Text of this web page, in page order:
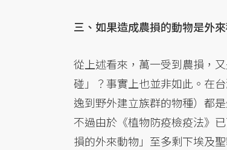
三、如果造成農損的動物是外來
從上述看來，萬一受到農損，
碰」？事實上也並非如此。在
逸到野外建立族群的物種）都
不過由於《植物防疫檢疫法》
損的外來動物」至多剩下埃及